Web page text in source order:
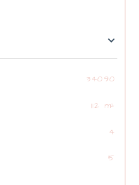
34090
112 m²
4
5